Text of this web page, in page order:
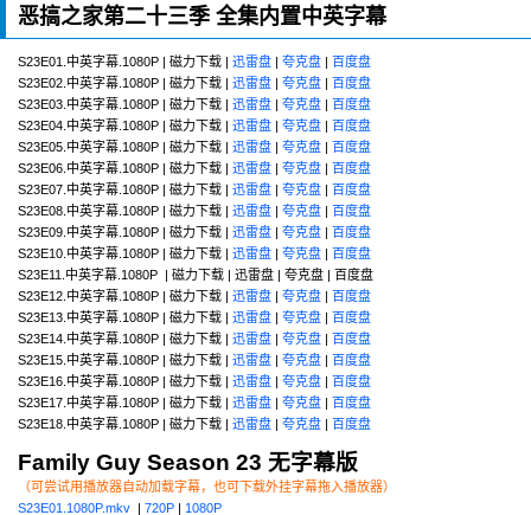
恶搞之家第二十三季 全集内置中英字幕
S23E01.中英字幕.1080P | 磁力下载 | 迅雷盘 | 夸克盘 | 百度盘
S23E02.中英字幕.1080P | 磁力下载 | 迅雷盘 | 夸克盘 | 百度盘
S23E03.中英字幕.1080P | 磁力下载 | 迅雷盘 | 夸克盘 | 百度盘
S23E04.中英字幕.1080P | 磁力下载 | 迅雷盘 | 夸克盘 | 百度盘
S23E05.中英字幕.1080P | 磁力下载 | 迅雷盘 | 夸克盘 | 百度盘
S23E06.中英字幕.1080P | 磁力下载 | 迅雷盘 | 夸克盘 | 百度盘
S23E07.中英字幕.1080P | 磁力下载 | 迅雷盘 | 夸克盘 | 百度盘
S23E08.中英字幕.1080P | 磁力下载 | 迅雷盘 | 夸克盘 | 百度盘
S23E09.中英字幕.1080P | 磁力下载 | 迅雷盘 | 夸克盘 | 百度盘
S23E10.中英字幕.1080P | 磁力下载 | 迅雷盘 | 夸克盘 | 百度盘
S23E11.中英字幕.1080P | 磁力下载 | 迅雷盘 | 夸克盘 | 百度盘
S23E12.中英字幕.1080P | 磁力下载 | 迅雷盘 | 夸克盘 | 百度盘
S23E13.中英字幕.1080P | 磁力下载 | 迅雷盘 | 夸克盘 | 百度盘
S23E14.中英字幕.1080P | 磁力下载 | 迅雷盘 | 夸克盘 | 百度盘
S23E15.中英字幕.1080P | 磁力下载 | 迅雷盘 | 夸克盘 | 百度盘
S23E16.中英字幕.1080P | 磁力下载 | 迅雷盘 | 夸克盘 | 百度盘
S23E17.中英字幕.1080P | 磁力下载 | 迅雷盘 | 夸克盘 | 百度盘
S23E18.中英字幕.1080P | 磁力下载 | 迅雷盘 | 夸克盘 | 百度盘
Family Guy Season 23 无字幕版
（可尝试用播放器自动加载字幕，也可下载外挂字幕拖入播放器）
S23E01.1080P.mkv | 720P | 1080P